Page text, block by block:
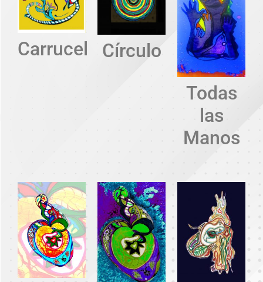
Carrucel
Círculo
Todas
las
Manos